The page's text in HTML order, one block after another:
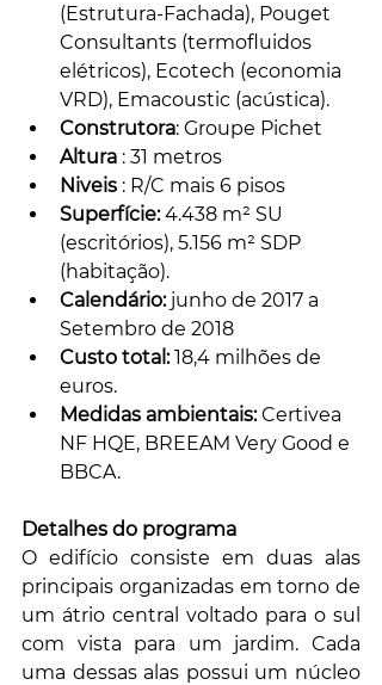
(Estrutura-Fachada), Pouget
Consultants (termofluidos
elétricos), Ecotech (economia
VRD), Emacoustic (acústica).
Construtora: Groupe Pichet
Altura : 31 metros
Niveis : R/C mais 6 pisos
Superfície: 4.438 m² SU
(escritórios), 5.156 m² SDP
(habitação).
Calendário: junho de 2017 a
Setembro de 2018
Custo total: 18,4 milhões de
euros.
Medidas ambientais: Certivea
NF HQE, BREEAM Very Good e
BBCA.
Detalhes do programa
O edifício consiste em duas alas
principais organizadas em torno de
um átrio central voltado para o sul
com vista para um jardim. Cada
uma dessas alas possui um núcleo